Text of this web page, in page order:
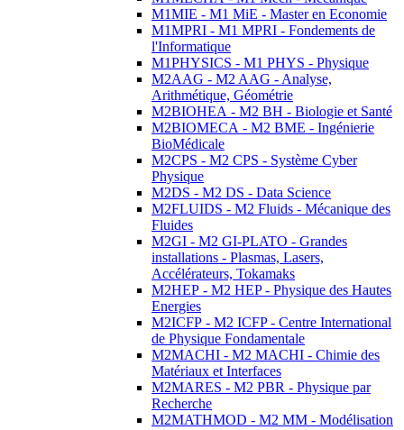
M1MIE - M1 MiE - Master en Economie
M1MPRI - M1 MPRI - Fondements de
l'Informatique
M1PHYSICS - M1 PHYS - Physique
M2AAG - M2 AAG - Analyse,
Arithmétique, Géométrie
M2BIOHEA - M2 BH - Biologie et Santé
M2BIOMECA - M2 BME - Ingénierie
BioMédicale
M2CPS - M2 CPS - Système Cyber
Physique
M2DS - M2 DS - Data Science
M2FLUIDS - M2 Fluids - Mécanique des
Fluides
M2GI - M2 GI-PLATO - Grandes
installations - Plasmas, Lasers,
Accélérateurs, Tokamaks
M2HEP - M2 HEP - Physique des Hautes
Energies
M2ICFP - M2 ICFP - Centre International
de Physique Fondamentale
M2MACHI - M2 MACHI - Chimie des
Matériaux et Interfaces
M2MARES - M2 PBR - Physique par
Recherche
M2MATHMOD - M2 MM - Modélisation